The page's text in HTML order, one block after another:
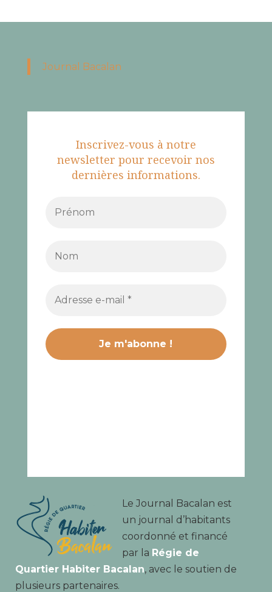
Journal Bacalan
Inscrivez-vous à notre
newsletter pour recevoir nos
dernières informations.
Le Journal Bacalan est
un journal d’habitants
coordonné et financé
par la Régie de
Quartier Habiter Bacalan, avec le soutien de
plusieurs partenaires.